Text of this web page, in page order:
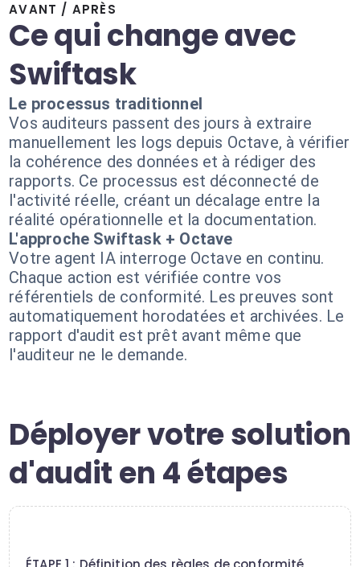
AVANT / APRÈS
Ce qui change avec
Swiftask
Le processus traditionnel
Vos auditeurs passent des jours à extraire
manuellement les logs depuis Octave, à vérifier
la cohérence des données et à rédiger des
rapports. Ce processus est déconnecté de
l'activité réelle, créant un décalage entre la
réalité opérationnelle et la documentation.
L'approche Swiftask + Octave
Votre agent IA interroge Octave en continu.
Chaque action est vérifiée contre vos
référentiels de conformité. Les preuves sont
automatiquement horodatées et archivées. Le
rapport d'audit est prêt avant même que
l'auditeur ne le demande.
Déployer votre solution
d'audit en 4 étapes